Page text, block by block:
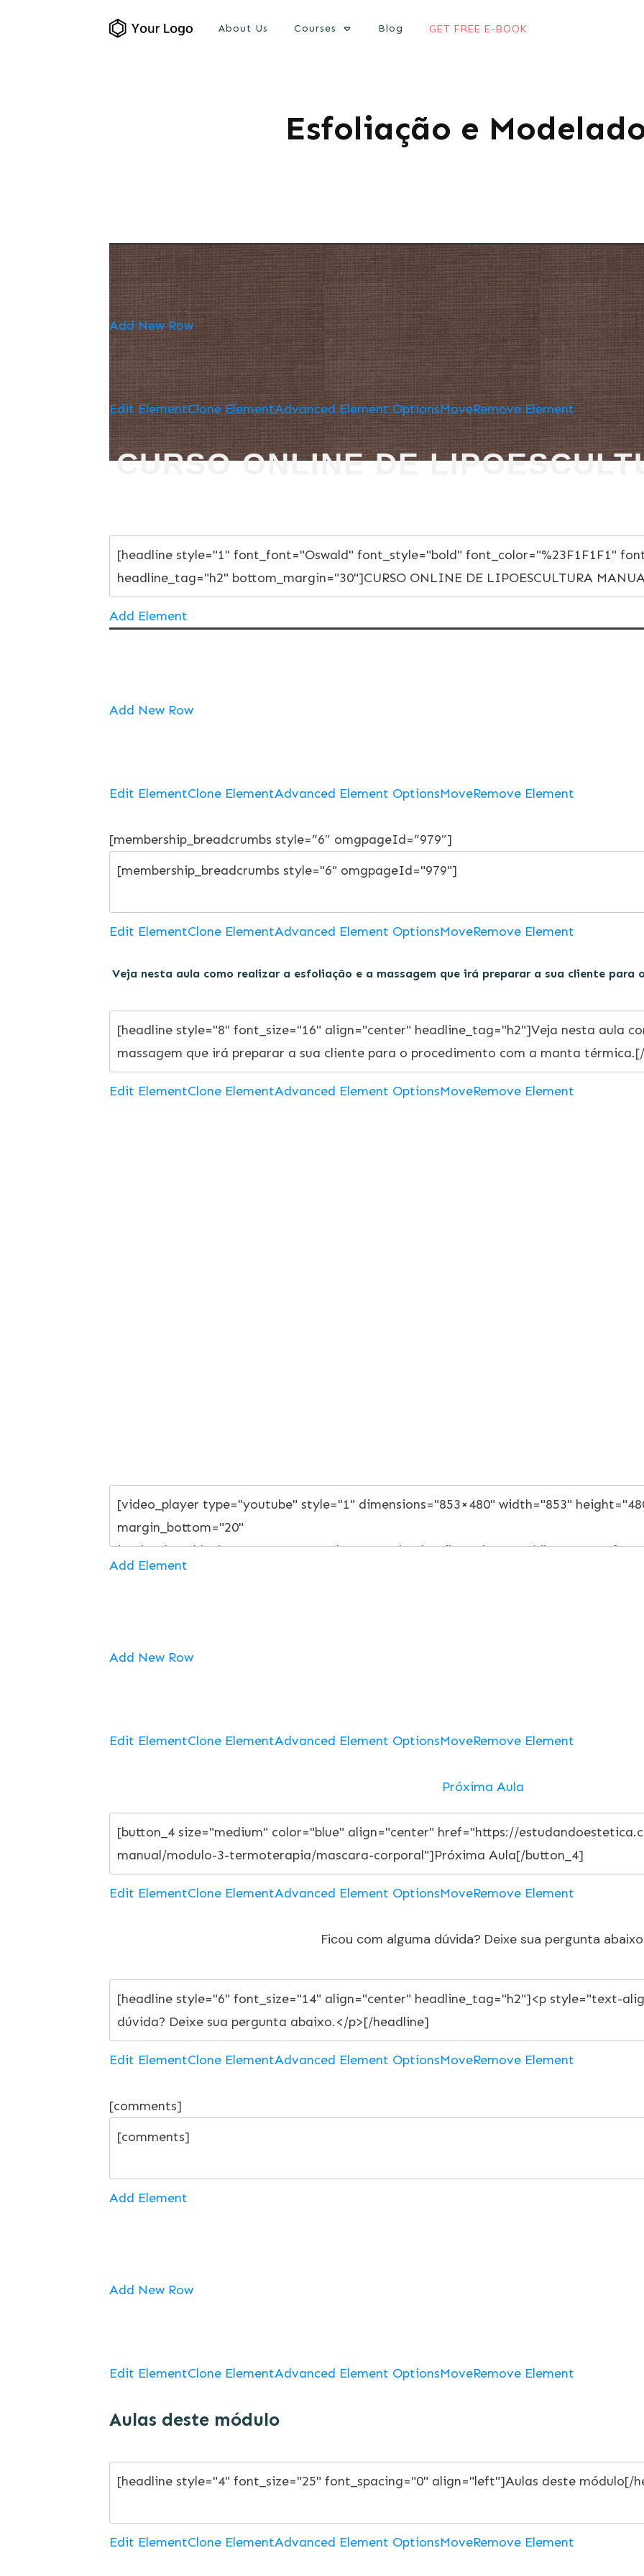
About Us Courses Blog GET FREE E-BOOK
Esfoliação e
Add New Row
Edit ElementClone ElementAdvanced Element OptionsMoveRemove Element
CURSO ONLINE DE
Add Element
Add New Row
Edit ElementClone ElementAdvanced Element OptionsMoveRemove Element
[membership_breadcrumbs style=”6″ omgpageId=”979″]
Edit ElementClone ElementAdvanced Element OptionsMoveRemove Element
Veja nesta aula como realizar a esfoliação e a massagem que irá preparar a sua cliente
Edit ElementClone ElementAdvanced Element OptionsMoveRemove Element
Add Element
Add New Row
Edit ElementClone ElementAdvanced Element OptionsMoveRemove Element
Próxima Aula
Edit ElementClone ElementAdvanced Element OptionsMoveRemove Element
Ficou com alguma dúvida? Deixe sua pergunta
Edit ElementClone ElementAdvanced Element OptionsMoveRemove Element
[comments]
Add Element
Add New Row
Edit ElementClone ElementAdvanced Element OptionsMoveRemove Element
Aulas deste módulo
Edit ElementClone ElementAdvanced Element OptionsMoveRemove Element